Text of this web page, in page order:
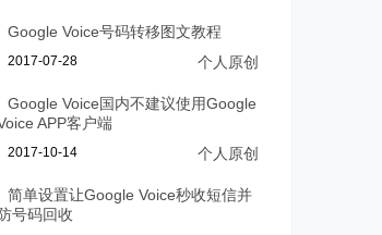
Google Voice号码转移图文教程
2017-07-28 个人原创
Google Voice国内不建议使用Google
APP客户端
2017-10-14 个人原创
简单设置让Google Voice秒收短信并
号码回收